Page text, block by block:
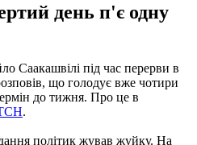
день п'є одну
Саакашвілі під час перерви в
що голодує вже чотири
до тижня. Про це в
.
політик жував жуйку. На